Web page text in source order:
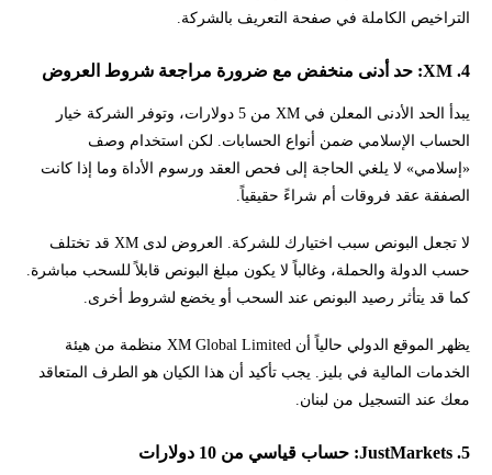
التراخيص الكاملة في صفحة التعريف بالشركة.
4. XM: حد أدنى منخفض مع ضرورة مراجعة شروط العروض
يبدأ الحد الأدنى المعلن في XM من 5 دولارات، وتوفر الشركة خيار
الحساب الإسلامي ضمن أنواع الحسابات. لكن استخدام وصف
«إسلامي» لا يلغي الحاجة إلى فحص العقد ورسوم الأداة وما إذا كانت
الصفقة عقد فروقات أم شراءً حقيقياً.
لا تجعل البونص سبب اختيارك للشركة. العروض لدى XM قد تختلف
حسب الدولة والحملة، وغالباً لا يكون مبلغ البونص قابلاً للسحب مباشرة.
كما قد يتأثر رصيد البونص عند السحب أو يخضع لشروط أخرى.
يظهر الموقع الدولي حالياً أن XM Global Limited منظمة من هيئة
الخدمات المالية في بليز. يجب تأكيد أن هذا الكيان هو الطرف المتعاقد
معك عند التسجيل من لبنان.
5. JustMarkets: حساب قياسي من 10 دولارات